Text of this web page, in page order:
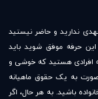
ندارید و حاضر نیستید
حرفه موفق شوید باید
افرادی هستید که خوشی و
به یک حقوق ماهیانه
باشید. به هر حال، اگر